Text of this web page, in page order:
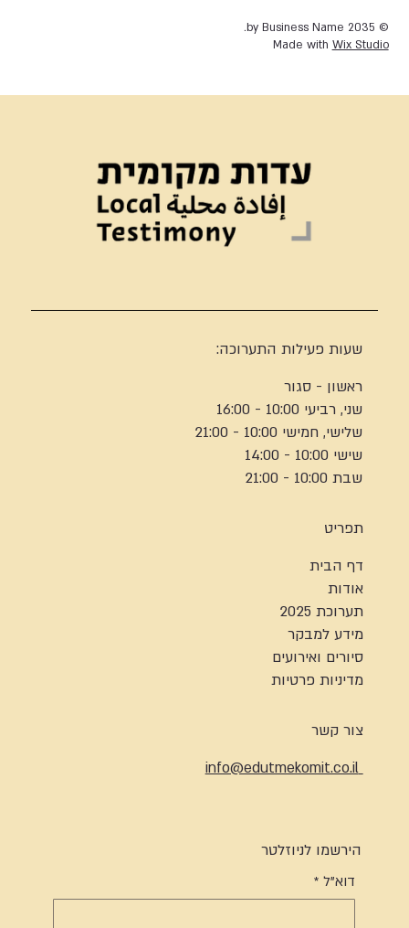
© 2035 by Business Name.
Made with Wix Studio
שעות פעילות התערוכה:
ראשון - סגור
שני, רביעי 10:00 - 16:00
שלישי, חמישי 10:00 - 21:00
שישי 10:00 - 14:00
שבת 10:00 - 21:00
תפריט
דף הבית
אודות
תערוכת 2025
מידע למבקר
סיורים ואירועים
מדיניות פרטיות
צור קשר
info@edutmekomit.co.il
הירשמו לניוזלטר
דוא"ל *